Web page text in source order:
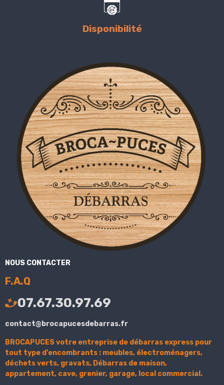
Disponibilité
NOUS CONTACTER
F.A.Q
07.67.30.97.69
contact@brocapucesdebarras.fr
BROCAPUCESvotre entreprise de débarras express pour
tout type d'encombrants : meubles, électroménagers,
déchets verts, gravats, Débarras de maison,
appartement, cave, grenier, garage, local commercial.